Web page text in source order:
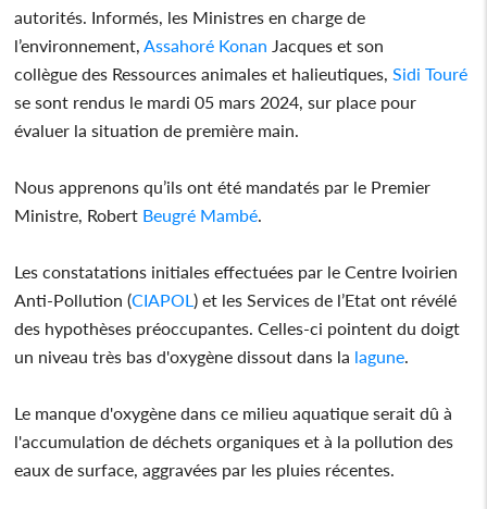
autorités. Informés, les Ministres en charge de
l’environnement,Assahoré Konan Jacques et son
collègue des Ressources animales et halieutiques,Sidi Touré
se sont rendus le mardi 05 mars 2024, sur place pour
évaluer la situation de première main.
Nous apprenons qu’ils ont été mandatés par le Premier
Ministre, Robert Beugré Mambé.
Les constatations initiales effectuées par le Centre Ivoirien
Anti-Pollution (CIAPOL) et les Services de l’Etat ont révélé
des hypothèses préoccupantes. Celles-ci pointent du doigt
un niveau très bas d'oxygène dissout dans la lagune.
Le manque d'oxygène dans ce milieu aquatique serait dû à
l'accumulation de déchets organiques et à la pollution des
eaux de surface, aggravées par les pluies récentes.